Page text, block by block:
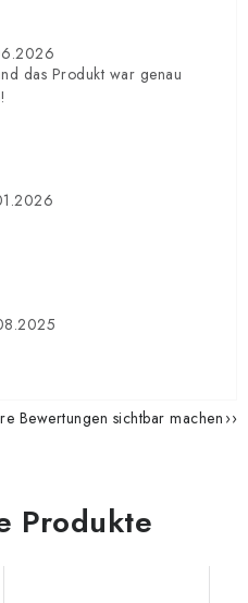
das Produkt war genau
Bewertungen sichtbar machen
Produkte